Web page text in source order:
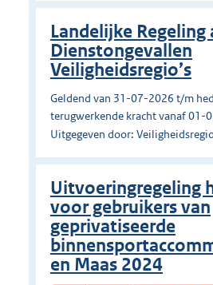
Landelijke Regeling
Dienstongevallen
Veiligheidsregio’s
Geldend van 31-07-2026 t/m
terugwerkende kracht vanaf 01-
Uitgegeven door:
Uitvoeringregeling
voor gebruikers van
geprivatiseerde
en Maas 2024